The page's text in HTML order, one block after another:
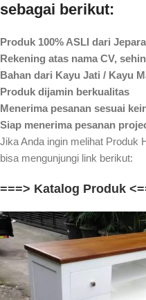
sebagai berikut:
Produk 100% ASLI dari Jepara
Rekening atas nama CV,
Bahan dari Kayu Jati / Kayu
Produk dijamin berkualitas
Menerima pesanan sesuai
Siap menerima pesanan
Jika Anda ingin melihat Produk
bisa mengunjungi link berikut:
===> Katalog Produk